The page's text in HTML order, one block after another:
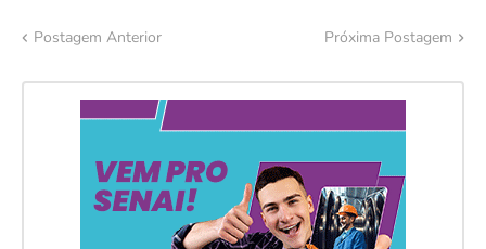
Postagem Anterior Próxima Postagem